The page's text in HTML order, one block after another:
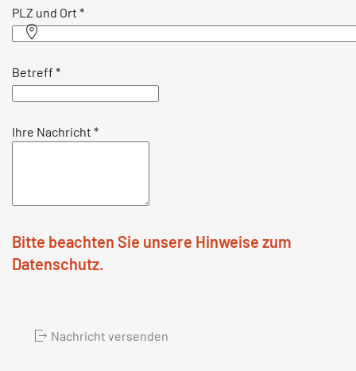
PLZ und Ort *
Betreff *
Ihre Nachricht *
Bitte beachten Sie unsere Hinweise zum
Datenschutz.
Nachricht versenden